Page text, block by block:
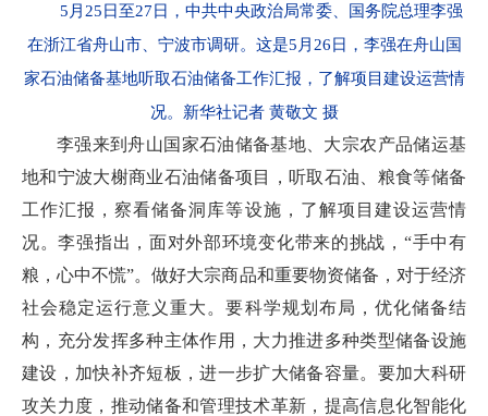
5月25日至27日，中共中央政治局常委、国务院总理李强
在浙江省舟山市、宁波市调研。这是5月26日，李强在舟山国
家石油储备基地听取石油储备工作汇报，了解项目建设运营情
况。新华社记者 黄敬文 摄
李强来到舟山国家石油储备基地、大宗农产品储运基
地和宁波大榭商业石油储备项目，听取石油、粮食等储备
工作汇报，察看储备洞库等设施，了解项目建设运营情
况。李强指出，面对外部环境变化带来的挑战，“手中有
粮，心中不慌”。做好大宗商品和重要物资储备，对于经济
社会稳定运行意义重大。要科学规划布局，优化储备结
构，充分发挥多种主体作用，大力推进多种类型储备设施
建设，加快补齐短板，进一步扩大储备容量。要加大科研
攻关力度，推动储备和管理技术革新，提高信息化智能化